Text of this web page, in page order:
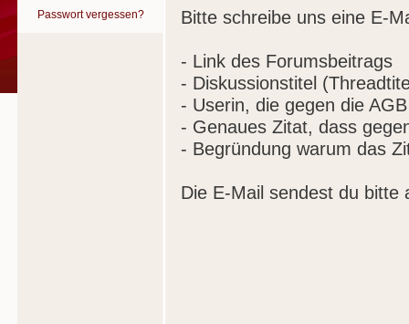
Passwort vergessen? Bitte schreibe uns eine E-
- Link des Forumsbeitrags
- Diskussionstitel
- Userin, die gegen die
- Genaues Zitat, dass
- Begründung warum das
Die E-Mail sendest du bitte